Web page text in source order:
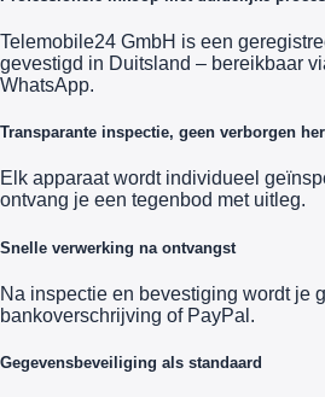
Telemobile24 GmbH is een
gevestigd in Duitsland – bereikbaar
WhatsApp.
Transparante inspectie, geen verborgen
Elk apparaat wordt individueel
ontvang je een tegenbod met uitleg.
Snelle verwerking na ontvangst
Na inspectie en bevestiging wordt je
bankoverschrijving of PayPal.
Gegevensbeveiliging als standaard